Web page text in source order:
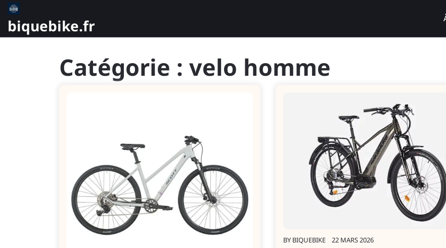
Skip
content
biquebike.fr
Catégorie : velo homme
BY BIQUEBIKE 22 MARS 2026